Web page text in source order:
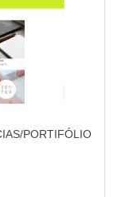
PORTIFÓLIO